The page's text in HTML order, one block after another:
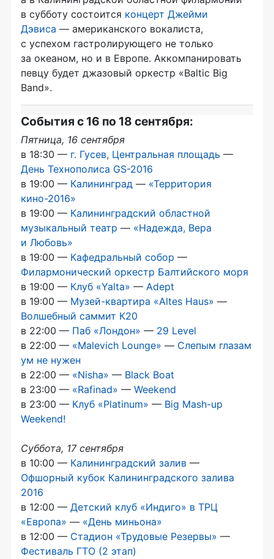
в субботу состоится концерт Джейми
Дэвиса — американского вокалиста,
с успехом гастролирующего не только
за океаном, но и в Европе. Аккомпанировать
певцу будет джазовый оркестр «Baltic Big
Band».
События с 16 по 18 сентября:
Пятница, 16 сентября
в 18:30 — г. Гусев, Центральная площадь —
День Технополиса GS-2016
в 19:00 — Калининград — «Территория
кино-2016»
в 19:00 — Калининградский областной
музыкальный театр — «Надежда, Вера
и Любовь»
в 19:00 — Кафедральный собор —
Филармонический оркестр Балтийского моря
в 19:00 — Клуб «Yalta» — Adept
в 19:00 — Mузей-квартира «Altes Haus» —
Волшебный саммит К20
в 22:00 — Паб «Лондон» — 29 Level
в 22:00 — «Malevich Lounge» — Слепым глазам
ум не нужен
в 22:00 — «Nisha» — Black Boat
в 23:00 — «Rafinad» — Weekend
в 23:00 — Клуб «Platinum» — Big Mash-up
Weekend!
Суббота, 17 сентября
в 10:00 — Калининградский залив —
Офшорный кубок Калининградского залива
2016
в 12:00 — Детский клуб «Индиго» в ТРЦ
«Европа» — «День миньона»
в 12:00 — Стадион‎ «Трудовые Резервы» —
Фестиваль ГТО (2 этап)